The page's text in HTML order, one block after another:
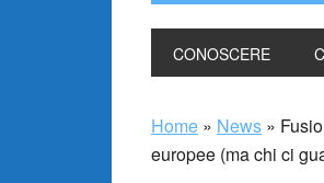
CONOSCERE
Home » News »
europee (ma chi ci